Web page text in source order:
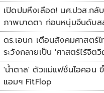
เปิดปมหึงเลือด! นศ.ปวส.กลั
ภาพบาดตา ก่อนหนุ่มจีนดับ
ดร.เอนก เตือนสังคมศาสตร์ไ
ระวังกลายเป็น 'ศาสตร์ไร้จิ
'น้ำตาล' ตัวแม่แฟชั่นไอคอน
แอมฯ FitFlop